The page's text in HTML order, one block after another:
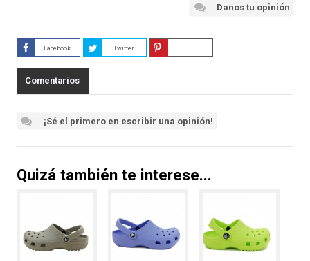
Danos tu opinión
Facebook Twitter
Comentarios
¡Sé el primero en escribir una opinión!
Quizá también te interese...